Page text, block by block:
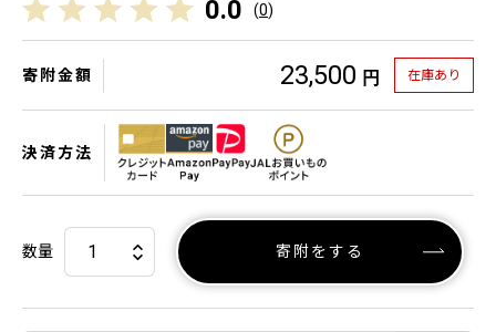
0.0 (0)
寄附金額 23,500 円 在庫あり
決済方法
数量 寄附をする